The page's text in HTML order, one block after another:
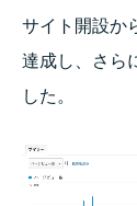
サイト開設か
達成し、さら
した。